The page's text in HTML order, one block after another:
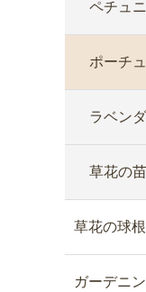
ペチュ
ポーチ
ラベン
草花の
草花の球根
ガーデニ